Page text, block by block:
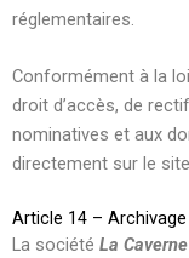
réglementaires.
Conformément à la
droit d’accès, de
nominatives et aux
directement sur le
Article 14 – Archivage
La société La